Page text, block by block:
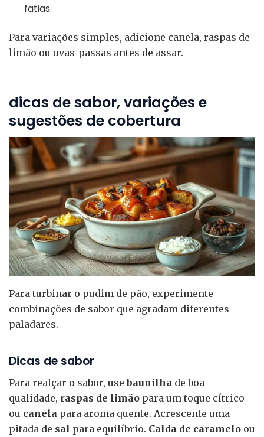
fatias.
Para variações simples, adicione canela, raspas de
limão ou uvas-passas antes de assar.
dicas de sabor, variações e
sugestões de cobertura
Para turbinar o pudim de pão, experimente
combinações de sabor que agradam diferentes
paladares.
Dicas de sabor
Para realçar o sabor, usebaunilha de boa
qualidade, raspas de limão para um toque cítrico
ou canela para aroma quente. Acrescente uma
pitada de sal para equilíbrio. Calda de caramelo ou